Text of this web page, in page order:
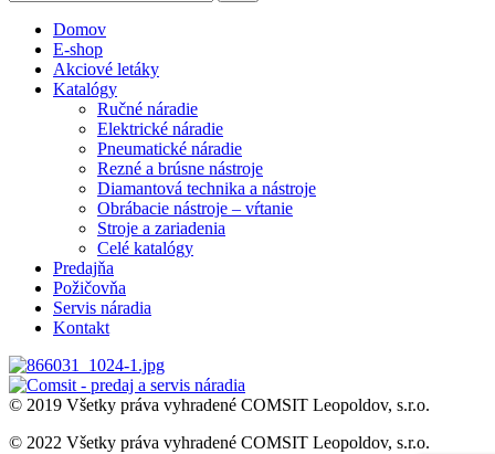
Domov
E-shop
Akciové letáky
Katalógy
Ručné náradie
Elektrické náradie
Pneumatické náradie
Rezné a brúsne nástroje
Diamantová technika a nástroje
Obrábacie nástroje – vŕtanie
Stroje a zariadenia
Celé katalógy
Predajňa
Požičovňa
Servis náradia
Kontakt
© 2019 Všetky práva vyhradené COMSIT Leopoldov, s.r.o.
© 2022 Všetky práva vyhradené COMSIT Leopoldov, s.r.o.